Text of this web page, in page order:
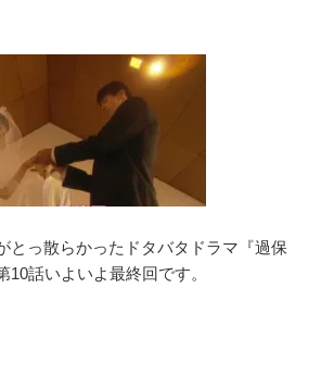
とっ散らかったドタバタドラマ『過保
10話いよいよ最終回です。